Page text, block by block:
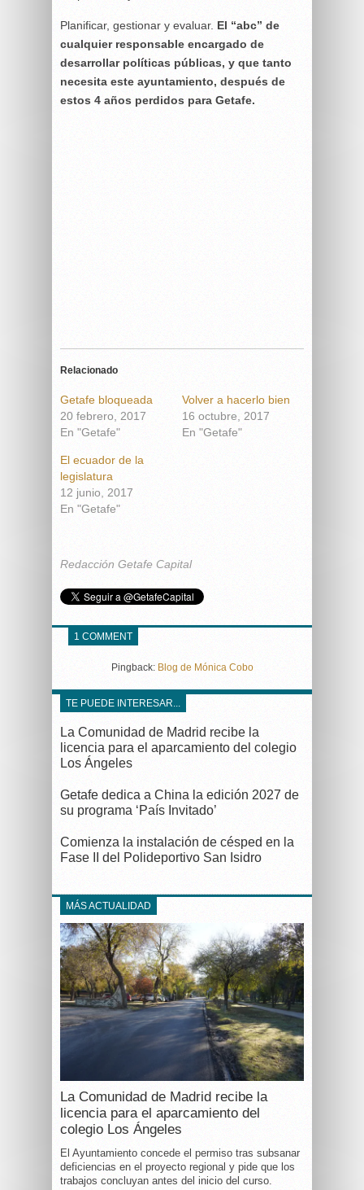
Planificar, gestionar y evaluar. El “abc” de
cualquier responsable encargado de
desarrollar políticas públicas, y que tanto
necesita este ayuntamiento, después de
estos 4 años perdidos para Getafe.
Relacionado
Getafe bloqueada
20 febrero, 2017
En "Getafe"
Volver a hacerlo bien
16 octubre, 2017
En "Getafe"
El ecuador de la
legislatura
12 junio, 2017
En "Getafe"
Redacción Getafe Capital
1 COMMENT
Pingback: Blog de Mónica Cobo
TE PUEDE INTERESAR...
La Comunidad de Madrid recibe la
licencia para el aparcamiento del colegio
Los Ángeles
Getafe dedica a China la edición 2027 de
su programa ‘País Invitado’
Comienza la instalación de césped en la
Fase II del Polideportivo San Isidro
MÁS ACTUALIDAD
La Comunidad de Madrid recibe la
licencia para el aparcamiento del
colegio Los Ángeles
El Ayuntamiento concede el permiso tras subsanar
deficiencias en el proyecto regional y pide que los
trabajos concluyan antes del inicio del curso.